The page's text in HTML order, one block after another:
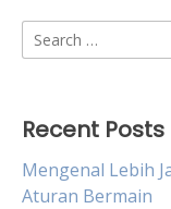
Search
for:
Recent Posts
Mengenal Lebih
Aturan Bermain